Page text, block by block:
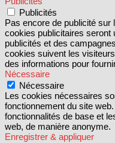
Publicités
Pas encore de publicité
cookies publicitaires seront
publicités et des
cookies suivent les
des informations pour
Nécessaire
Nécessaire
Les cookies nécessaires
fonctionnement du site
fonctionnalités de base et
web, de manière anonyme.
Enregistrer & appliquer